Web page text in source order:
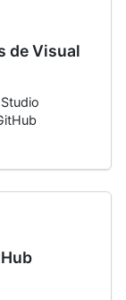
de Visual